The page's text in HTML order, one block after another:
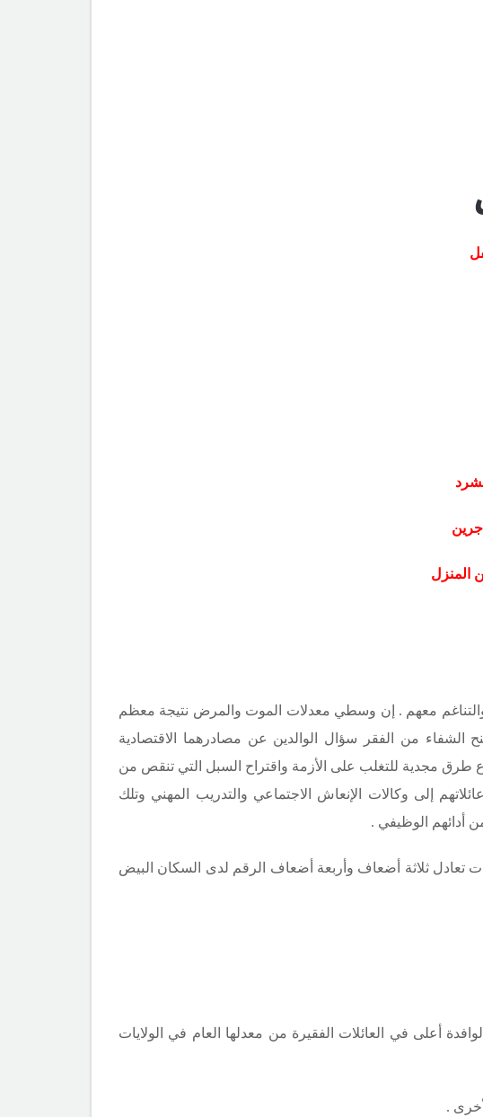
المنزل
والتناغم معهم . إن وسطي معدلات الموت والمرض نتيجة معظم
الشفاء من الفقر سؤال الوالدين عن مصادرهما الاقتصادية
طرق مجدية للتغلب على الأزمة واقتراح السبل التي تنقص من
إلى وكالات الإنعاش الاجتماعي والتدريب المهني وتلك
أدائهم الوظيفي .
تعادل ثلاثة أضعاف وأربعة أضعاف الرقم لدى السكان البيض
أعلى في العائلات الفقيرة من معدلها العام في الولايات
.